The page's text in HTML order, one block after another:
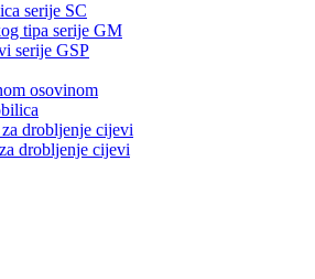
serije SC
tipa serije GM
serije GSP
osovinom
drobljenje cijevi
drobljenje cijevi